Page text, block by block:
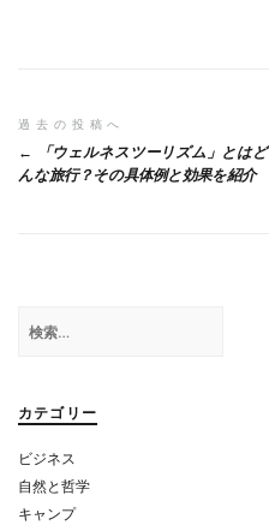
投
稿
ー
ョ
ン
過去の投稿へ
「ウェルネスツーリズム」とはど
んな旅行？その具体例と効果を紹介
索:
カテゴリー
ビジネス
自然と哲学
キャンプ